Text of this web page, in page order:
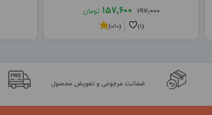
197,000
157,600 تومان
(1)
(0/10)
ضمانت مرجوعی و تعویض محصول